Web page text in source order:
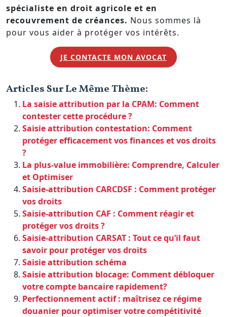
spécialiste en droit agricole et en
recouvrement de créances. Nous sommes là
pour vous aider à protéger vos intérêts.
JE CONTACTE MON AVOCAT
Articles Sur Le Même Thème:
La saisie attribution par la CPAM: Comment
contester cette procédure ?
Saisie attribution contestation: Comment
protéger efficacement vos finances et vos droits
?
La plus-value immobilière: Comprendre, Calculer
et Optimiser
Saisie-attribution CARCDSF : Comment protéger
vos droits
Saisie-attribution CAF : Comment réagir et
protéger vos droits ?
Saisie-attribution CARSAT : Tout ce qu’il faut
savoir pour protéger vos droits
Saisie attribution schéma
Saisie attribution blocage: Comment débloquer
votre compte bancaire rapidement?
Perfectionnement actif : maîtrisez ce régime
douanier pour optimiser votre compétitivité